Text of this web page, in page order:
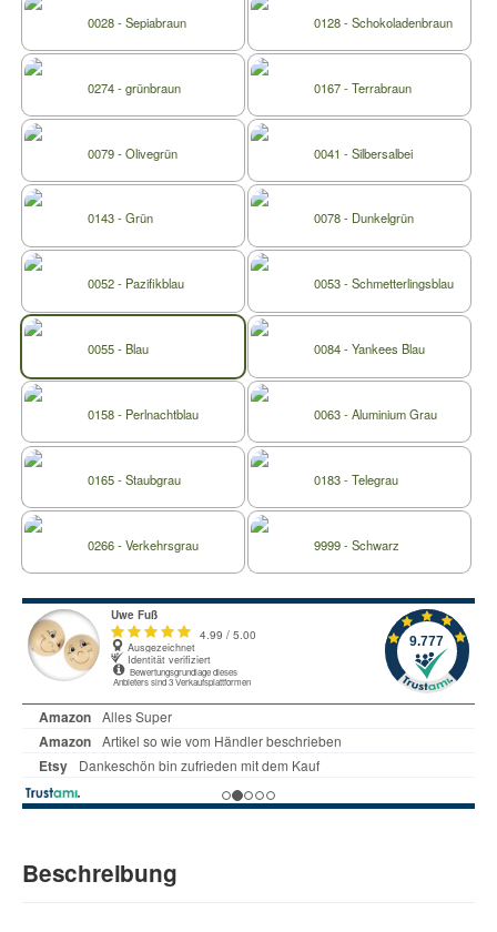
0028 - Sepiabraun 0128 - Schokoladenbraun
0274 - grünbraun 0167 - Terrabraun
0079 - Olivegrün 0041 - Silbersalbei
0143 - Grün 0078 - Dunkelgrün
0052 - Pazifikblau 0053 - Schmetterlingsblau
0055 - Blau 0084 - Yankees Blau
0158 - Perlnachtblau 0063 - Aluminium Grau
0165 - Staubgrau 0183 - Telegrau
0266 - Verkehrsgrau 9999 - Schwarz
Beschreibung